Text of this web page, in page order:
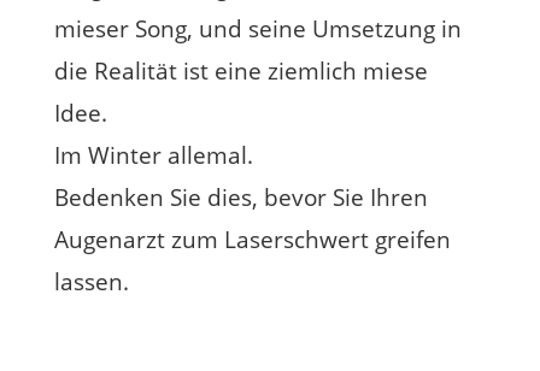
mieser Song, und seine Umsetzung in
die Realität ist eine ziemlich miese
Idee.
Im Winter allemal.
Bedenken Sie dies, bevor Sie Ihren
Augenarzt zum Laserschwert greifen
lassen.